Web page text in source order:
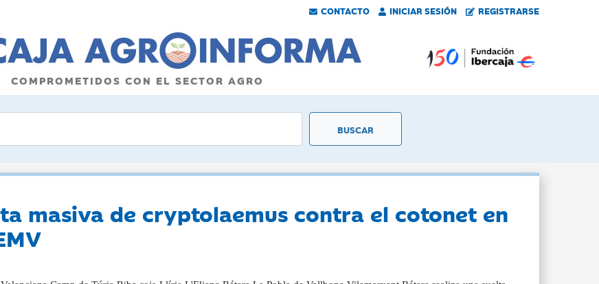
CONTACTO INICIAR SESIÓN REGISTRARSE
COMPROMETIDOS CON EL SECTOR AGRO
masiva de cryptolaemus contra el cotonet en